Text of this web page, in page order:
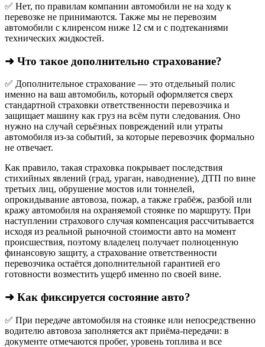
✅ Нет, по правилам компании автомобили не на ходу к
перевозке не принимаются. Также мы не перевозим
автомобили с клиренсом ниже 12 см и с подтеканиями
технических жидкостей.
➜ Что такое дополнительно страхование?
✅ Дополнительное страхование — это отдельный полис
именно на ваш автомобиль, который оформляется сверх
стандартной страховки ответственности перевозчика и
защищает машину как груз на всём пути следования. Оно
нужно на случай серьёзных повреждений или утраты
автомобиля из‑за событий, за которые перевозчик формально
не отвечает.​
Как правило, такая страховка покрывает последствия
стихийных явлений (град, ураган, наводнение), ДТП по вине
третьих лиц, обрушение мостов или тоннелей,
опрокидывание автовоза, пожар, а также грабёж, разбой или
кражу автомобиля на охраняемой стоянке по маршруту. При
наступлении страхового случая компенсация рассчитывается
исходя из реальной рыночной стоимости авто на момент
происшествия, поэтому владелец получает полноценную
финансовую защиту, а страхование ответственности
перевозчика остаётся дополнительной гарантией его
готовности возместить ущерб именно по своей вине.
➜ Как фиксируется состояние авто?
✅ При передаче автомобиля на стоянке или непосредственно
водителю автовоза заполняется акт приёма-передачи: в
документе отмечаются пробег, уровень топлива и все